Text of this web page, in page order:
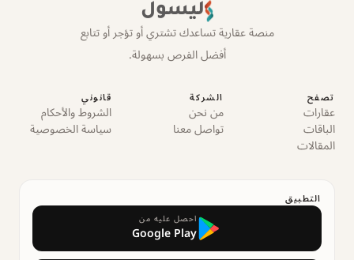
ليسول
منصة عقارية تساعدك تشتري أو تؤجر أو تتابع
أفضل الفرص بسهولة.
تصفح
عقارات
الباقات
المقالات
الشركة
من نحن
تواصل معنا
قانوني
الشروط والأحكام
سياسة الخصوصية
التطبيق
احصل عليه من
Google Play